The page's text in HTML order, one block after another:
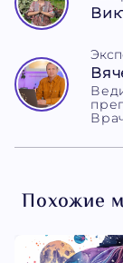
Похожие